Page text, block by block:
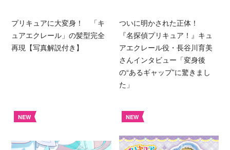
プリキュアに大変身！ 「キ
ュアエクレール」の髪型完全
再現【写真解説付き】
ついに明かされた正体！
『名探偵プリキュア！』キュ
アエクレール役・長谷川育美
さんインタビュー「変身後
の“あるギャップ”に驚きまし
た」
NEW NEW